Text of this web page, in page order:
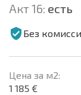
Акт 16: есть
Без
Цена за м2:
1 185 €